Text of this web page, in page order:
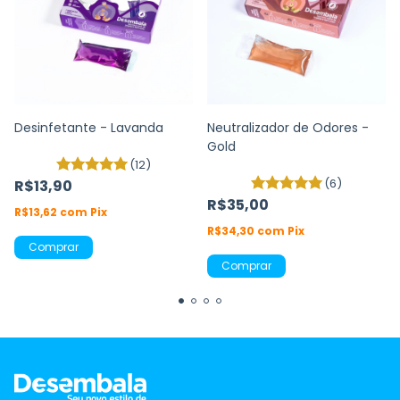
Desinfetante - Lavanda
(12)
R$13,90
R$13,62 com Pix
Comprar
Neutralizador de Odores -
Gold
(6)
R$35,00
R$34,30 com Pix
Comprar